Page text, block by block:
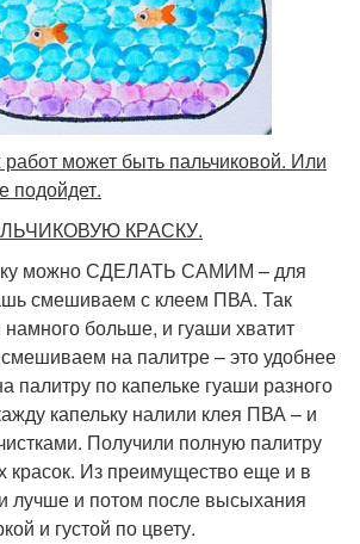
может быть пальчиковой. Или
подойдет.
КРАСКУ.
можно СДЕЛАТЬ САМИМ – для
смешиваем с клеем ПВА. Так
намного больше, и гуаши хватит
на палитре – это удобнее
палитру по капельке гуаши разного
капельку налили клея ПВА – и
Получили полную палитру
красок. Из преимущество еще и в
лучше и потом после высыхания
и густой по цвету.